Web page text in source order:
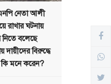
নেতা আলী
রাখার ঘটনায়
নিতে বলেছে
বিরুদ্ধে
কি মনে করেন?